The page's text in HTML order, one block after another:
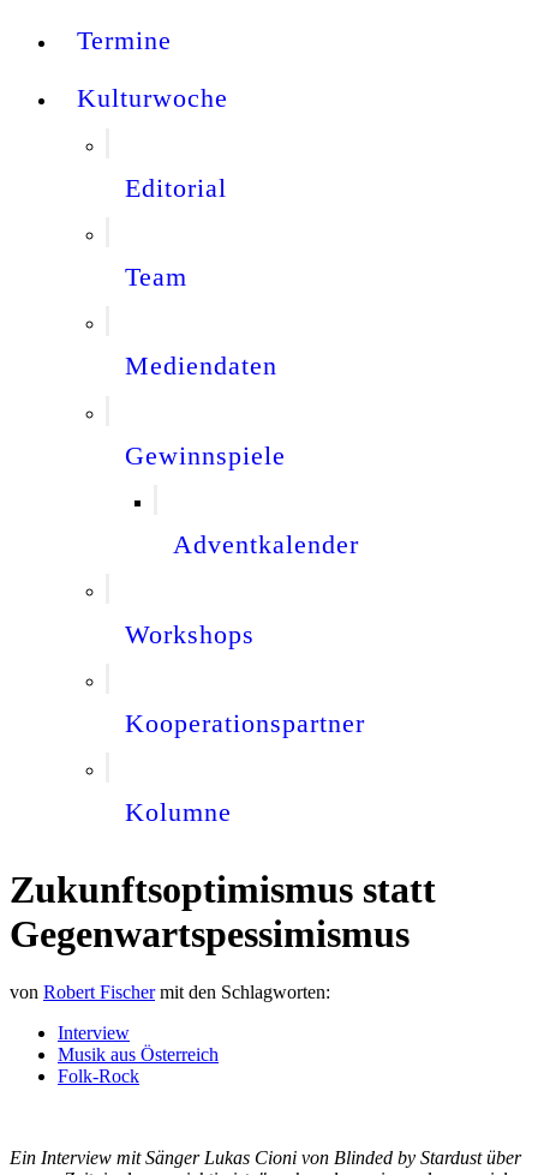
Termine
Kulturwoche
Editorial
Team
Mediendaten
Gewinnspiele
Adventkalender
Workshops
Kooperationspartner
Kolumne
Zukunftsoptimismus statt
Gegenwartspessimismus
von Robert Fischer mit den Schlagworten:
Interview
Musik aus Österreich
Folk-Rock
Ein Interview mit Sänger Lukas Cioni von Blinded by Stardust über